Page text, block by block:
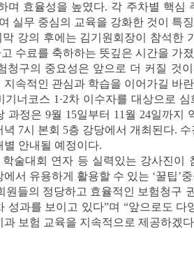
며 효율성을 높였다. 각 주차별 핵심
실무 중심의 교육을 강화한 것이 특
막 강의 후에는 김기원회장이 참석한
수료를 축하하는 뜻깊은 시간을 가
청구의 중요성은 앞으로 더 커질 것
지속적인 관심과 학습을 이어가길 바
기너코스 1·2차 이수자를 대상으로
과정은 9월 15일부터 11월 24일까지
녁 7시 본회 5층 강당에서 개최된다.
별 안내될 예정이다.
술대회 연자 등 실력있는 강사진이
서 유용하게 활용할 수 있는 ‘꿀팁’
원들의 정당하고 효율적인 보험청구
성과를 보이고 있다”며 “앞으로도 다
과 보험 교육을 지속적으로 제공하겠